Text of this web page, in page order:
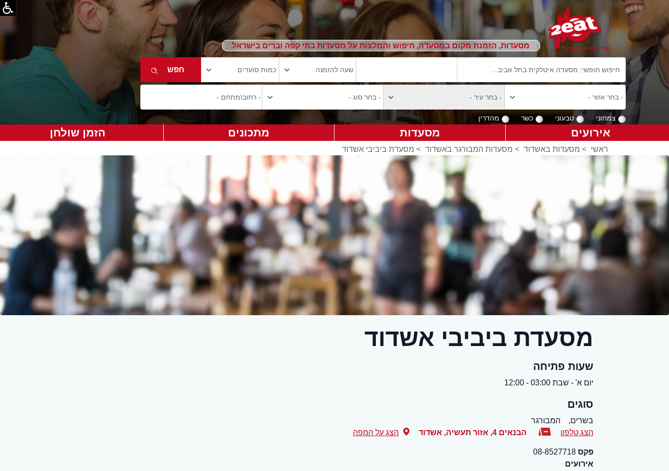
מסעדות, הזמנת מקום במסעדה, חיפוש והמלצות על מסעדות בתי קפה וברים בישראל
צמחוני טבעוני כשר מהדרין
אירועים מסעדות מתכונים הזמן שולחן
ראשי > מסעדות באשדוד > מסעדות המבורגר באשדוד > מסעדת ביביבי אשדוד
מסעדת ביביבי אשדוד
שעות פתיחה
יום א' - שבת 03:00 - 12:00
סוגים
בשרים,
המבורגר
הצג טלפון
הבנאים 4, אזור תעשיה , אשדוד הצג על המפה
פקס 08-8527718
אירועים